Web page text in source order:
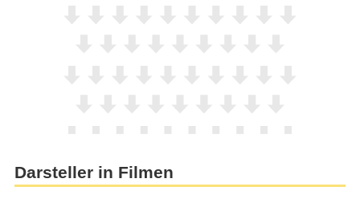
Darsteller in Filmen